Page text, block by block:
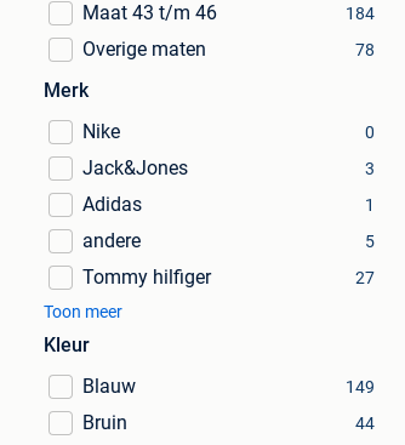
Maat 43 t/m 46 184
Overige maten 78
Merk
Nike
0
Jack&Jones 3
Adidas 1
andere 5
Tommy hilfiger
27
Toon meer
Kleur
Blauw
149
Bruin 44